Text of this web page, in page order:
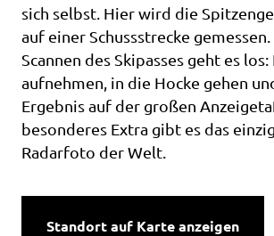
sich selbst. Hier wird die
auf einer Schussstrecke
Scannen des Skipasses geht es los:
aufnehmen, in die Hocke gehen
Ergebnis auf der großen
besonderes Extra gibt es das
Radarfoto der Welt.
Standort auf Karte anzeigen